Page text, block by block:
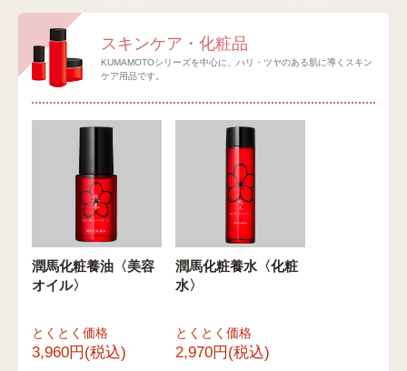
スキンケア・化粧品
KUMAMOTOシリーズを中心に、ハリ・ツヤのある肌に導くスキン
ケア用品です。
潤馬化粧養油〈美容
オイル〉
とくとく価格
3,960円(税込)
潤馬化粧養水〈化粧
水〉
とくとく価格
2,970円(税込)